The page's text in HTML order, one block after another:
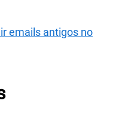
emails antigos no